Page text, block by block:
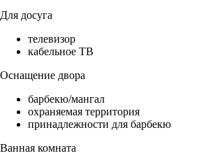
Для досуга
телевизор
кабельное ТВ
Оснащение двора
барбекю/мангал
охраняемая территория
принадлежности для барбекю
Ванная комната